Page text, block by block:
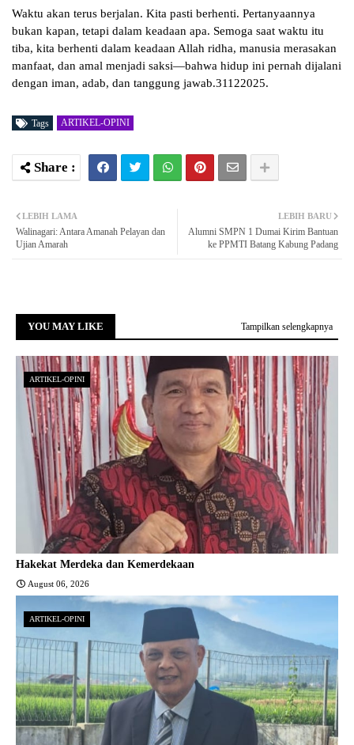
Waktu akan terus berjalan. Kita pasti berhenti. Pertanyaannya
bukan kapan, tetapi dalam keadaan apa. Semoga saat waktu itu
tiba, kita berhenti dalam keadaan Allah ridha, manusia merasakan
manfaat, dan amal menjadi saksi—bahwa hidup ini pernah dijalani
dengan iman, adab, dan tanggung jawab.31122025.
Tags ARTIKEL-OPINI
LEBIH BARU
Alumni SMPN 1 Dumai Kirim Bantuan
ke PPMTI Batang Kabung Padang
LEBIH LAMA
Walinagari: Antara Amanah Pelayan dan
Ujian Amarah
YOU MAY LIKE Tampilkan selengkapnya
ARTIKEL-OPINI
Hakekat Merdeka dan Kemerdekaan
August 06, 2026
ARTIKEL-OPINI